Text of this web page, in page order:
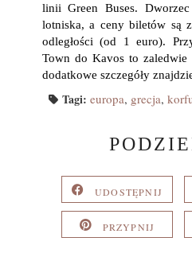
linii Green Buses.
lotniska, a ceny biletów są
odległości (od 1 euro).
Town do Kavos to zaledwie
dodatkowe szczegóły
Tagi: europa, grecja,
UDOSTĘPNIJ
PRZYPNIJ